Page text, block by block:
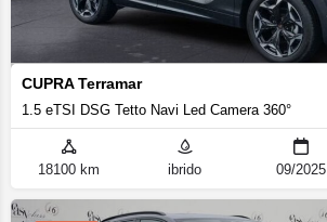
CUPRA Terramar
1.5 eTSI DSG Tetto Navi Led Camera 360°
18100 km ibrido 09/2025